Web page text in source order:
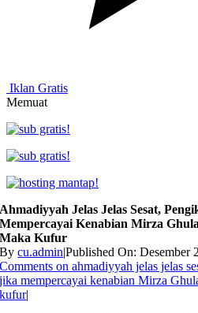
Iklan Gratis
Memuat
Ahmadiyyah Jelas Jelas Sesat,
Mempercayai Kenabian Mirza
Maka Kufur
Bycu.admin|Published On: Desember
Comments on ahmadiyyah jelas jelas
jika mempercayai kenabian Mirza
kufur|